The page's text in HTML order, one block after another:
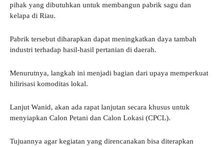
pihak yang dibutuhkan untuk membangun pabrik sagu dan
kelapa di Riau.
Pabrik tersebut diharapkan dapat meningkatkan daya tambah
industri terhadap hasil-hasil pertanian di daerah.
Menurutnya, langkah ini menjadi bagian dari upaya memperkuat
hilirisasi komoditas lokal.
Lanjut Wanid, akan ada rapat lanjutan secara khusus untuk
menyiapkan Calon Petani dan Calon Lokasi (CPCL).
Tujuannya agar kegiatan yang direncanakan bisa diterapkan